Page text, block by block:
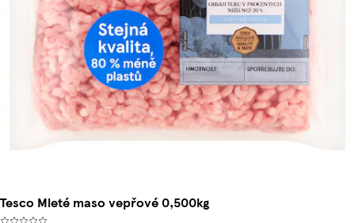
Tesco Mleté maso vepřové 0,500kg